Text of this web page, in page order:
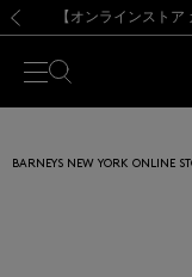
【夏季休業に
熊本県を中心とし
【開催中】
【夏季休業に
BARNEYS NEW YORK ONLINE